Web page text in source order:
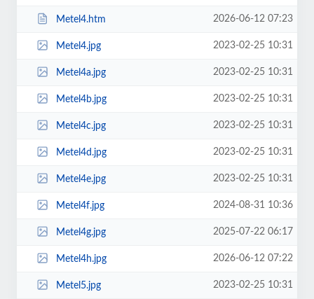
Metel4.htm 2026-06-12 07:23
Metel4.jpg 2023-02-25 10:31
Metel4a.jpg 2023-02-25 10:31
Metel4b.jpg 2023-02-25 10:31
Metel4c.jpg 2023-02-25 10:31
Metel4d.jpg 2023-02-25 10:31
Metel4e.jpg 2023-02-25 10:31
Metel4f.jpg 2024-08-31 10:36
Metel4g.jpg 2025-07-22 06:17
Metel4h.jpg 2026-06-12 07:22
Metel5.jpg 2023-02-25 10:31